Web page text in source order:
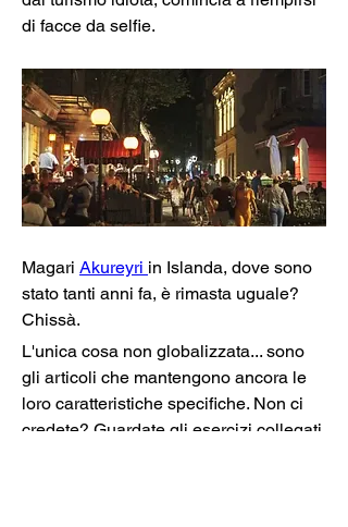
Magari Akureyri in Islanda, dove sono
stato tanti anni fa, è rimasta uguale?
Chissà.
L'unica cosa non globalizzata... sono
gli articoli che mantengono ancora le
loro caratteristiche specifiche. Non ci
credete? Guardate gli esercizi collegati